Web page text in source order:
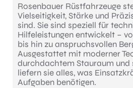
Rosenbauer Rüstfahrzeuge
Vielseitigkeit, Stärke und
sind. Sie sind speziell für
Hilfeleistungen entwickelt –
bis hin zu anspruchsvollen
Ausgestattet mit moderner
durchdachtem Stauraum
liefern sie alles, was
Aufgaben benötigen.